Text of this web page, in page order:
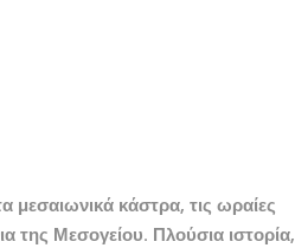
μεσαιωνικά κάστρα, τις ωραίες
της Μεσογείου. Πλούσια ιστορία,